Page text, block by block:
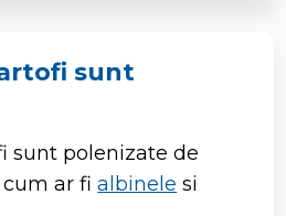
sunt
sunt polenizate de
cum ar fialbinele si